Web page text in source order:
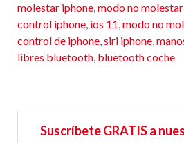
molestar iphone,modo no
control iphone, ios 11,modo no
control de iphone,siri iphone,
libres bluetooth, bluetooth coche
Suscríbete GRATIS a